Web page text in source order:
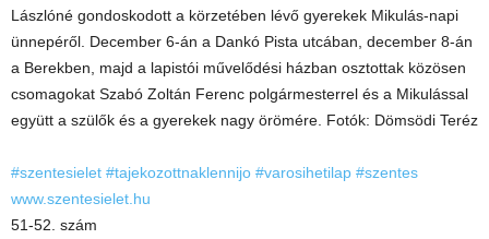
Lászlóné gondoskodott a körzetében lévő gyerekek Mikulás-napi
ünnepéről. December 6-án a Dankó Pista utcában, december 8-án
a Berekben, majd a lapistói művelődési házban osztottak közösen
csomagokat Szabó Zoltán Ferenc polgármesterrel és a Mikulással
együtt a szülők és a gyerekek nagy örömére. Fotók: Dömsödi Teréz
#szentesielet #tajekozottnaklennijo #varosihetilap #szentes
www.szentesielet.hu
51-52. szám